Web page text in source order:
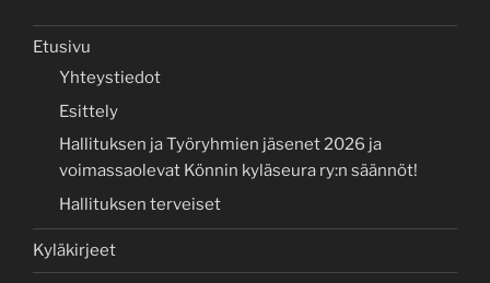
Etusivu
Yhteystiedot
Esittely
Hallituksen ja Työryhmien jäsenet 2026 ja
voimassaolevat Könnin kyläseura ry:n säännöt!
Hallituksen terveiset
Kyläkirjeet